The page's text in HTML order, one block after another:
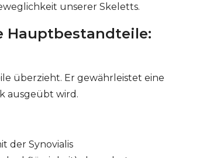
unserer Skeletts.
Hauptbestandteile:
überzieht. Er gewährleistet eine
ausgeübt wird.
der Synovialis